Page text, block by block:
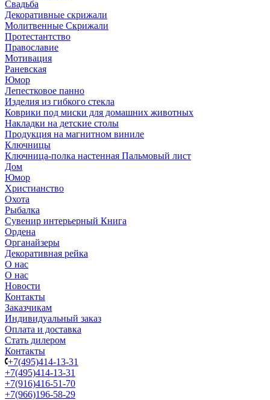
Свадьба
Декоративные скрижали
Молитвенные Скрижали
Протестантство
Православие
Мотивация
Раневская
Юмор
Лепестковое панно
Изделия из гибкого стекла
Коврики под миски для домашних животных
Накладки на детские столы
Продукция на магнитном виниле
Ключницы
Ключница-полка настенная Пальмовый лист
Дом
Юмор
Христианство
Охота
Рыбалка
Сувенир интерьерный Книга
Ордена
Органайзеры
Декоративная рейка
О нас
О нас
Новости
Контакты
Заказчикам
Индивидуальный заказ
Оплата и доставка
Стать дилером
Контакты
+7(495)414-13-31
+7(495)414-13-31
+7(916)416-51-70
+7(966)196-58-29